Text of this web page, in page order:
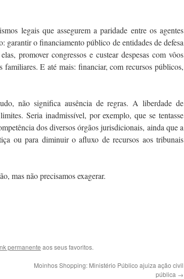
legais que assegurem a paridade entre os agentes
garantir o financiamento público de entidades de defesa
promover congressos e custear despesas com vôos
familiares. E até mais: financiar, com recursos públicos,
não significa ausência de regras. A liberdade de
Seria inadmissível, por exemplo, que se tentasse
dos diversos órgãos jurisdicionais, ainda que a
ou para diminuir o afluxo de recursos aos tribunais
mas não precisamos exagerar.
permanente aos seus favoritos.
Moinhos Shopping: Ministério Público ajuiza ação civil
pública →